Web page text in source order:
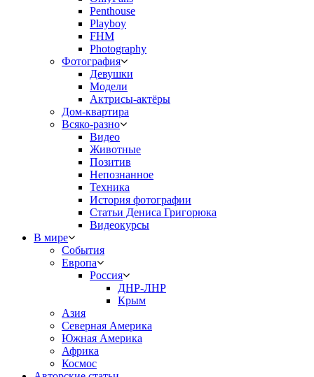
Penthouse
Playboy
FHM
Photography
Фотография
Девушки
Модели
Актрисы-актёры
Дом-квартира
Всяко-разно
Видео
Животные
Позитив
Непознанное
Техника
История фотографии
Статьи Дениса Григорюка
Видеокурсы
В мире
События
Европа
Россия
ДНР-ЛНР
Крым
Азия
Северная Америка
Южная Америка
Африка
Космос